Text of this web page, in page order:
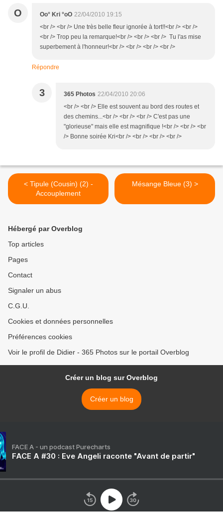
O Oo° Kri °oO 22/04/2010 19:15
<br /> <br /> Une très belle fleur ignorée à tort!!<br /> <br />
<br /> Trop peu la remarque!<br /> <br /> <br /> Tu l'as mise
superbement à l'honneur!<br /> <br /> <br /> <br />
Répondre
3 365 Photos 22/04/2010 20:06
<br /> <br /> Elle est souvent au bord des routes et
des chemins...<br /> <br /> <br /> C'est pas une
"glorieuse" mais elle est magnifique !<br /> <br /> <br
/> Bonne soirée Kri<br /> <br /> <br /> <br />
< Tipule (Cousin) (2) -
Accouplement
Mésange Bleue (3) >
Hébergé par Overblog
Top articles
Pages
Contact
Signaler un abus
C.G.U.
Cookies et données personnelles
Préférences cookies
Voir le profil de Didier - 365 Photos sur le portail Overblog
Créer un blog sur Overblog
Créer un blog
FACE A - un podcast Purecharts
FACE A #30 : Eve Angeli raconte "Avant de partir"